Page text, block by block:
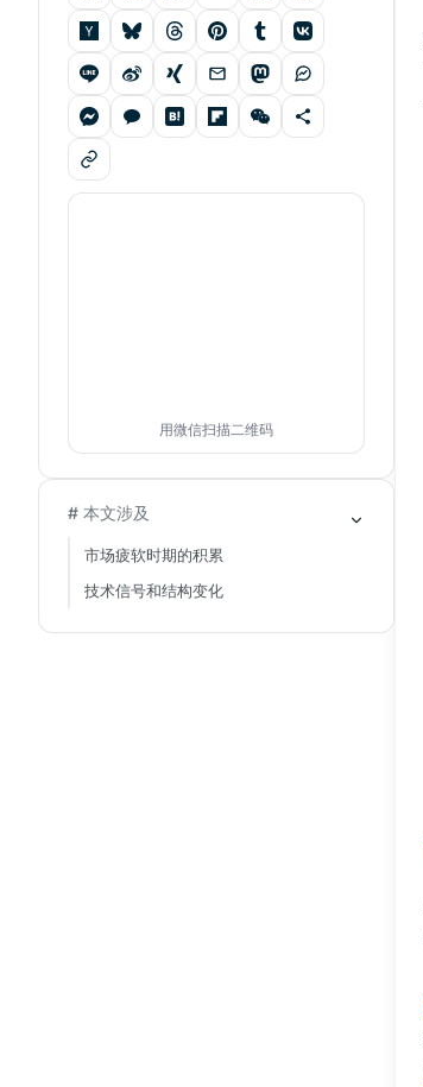
用微信扫描二维码
# 本文涉及
市场疲软时期的积累
技术信号和结构变化